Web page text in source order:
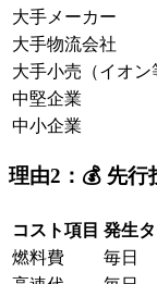
大手メーカー
大手物流会社
大手小売（イオン
中堅企業
中小企業
理由2：💰 先行
コスト項目 発生
燃料費
毎日